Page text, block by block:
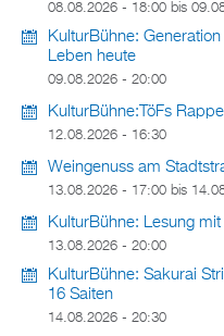
08.08.2026 - 18:00 bis
KulturBühne:
Leben heute
09.08.2026 - 20:00
KulturBühne:TöFs
12.08.2026 - 16:30
Weingenuss am
13.08.2026 - 17:00 bis
KulturBühne: Lesung
13.08.2026 - 20:00
KulturBühne: Sakurai
16 Saiten
14.08.2026 - 20:30